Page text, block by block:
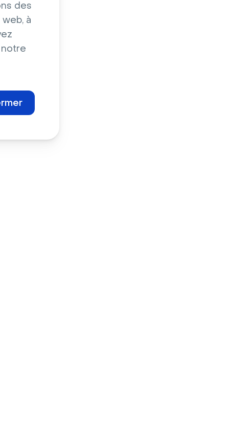
des
à